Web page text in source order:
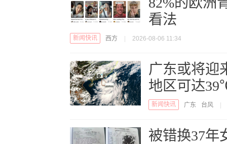
看法
新闻快讯 西方 2026-08-06 11:34
广东或将迎
地区可达
新闻快讯 广东 台风
被错换37年